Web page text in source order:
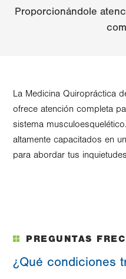
Proporcionándole
La Medicina Quiropráctica
ofrece atención completa
sistema
altamente capacitados en
para abordar tus
PREGUNTAS
¿Qué condiciones